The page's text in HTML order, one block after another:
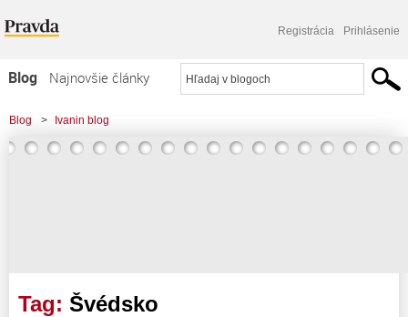
Registrácia Prihlásenie
Blog
Najnovšie články
Najčítanejšie články
Najkomentovanejšie články
Blog > Ivanin blog
> Už aj Švédsko stratilo s utečencami trpezlivosť, hrozí rozpad Únie
Tag: Švédsko